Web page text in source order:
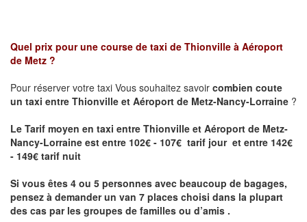
Quel prix pour une course de taxi de Thionville à Aéroport
de Metz ?
Pour réserver votre taxi Vous souhaitez savoir combien coute
un taxi entre Thionville et Aéroport de Metz-Nancy-Lorraine ?
Le Tarif moyen en taxi entre Thionville et Aéroport de Metz-
Nancy-Lorraine est entre 102€ - 107€ tarif jour et entre 142€
- 149€ tarif nuit
Si vous êtes 4 ou 5 personnes avec beaucoup de bagages,
pensez à demander un van 7 places choisi dans la plupart
des cas par les groupes de familles ou d’amis .